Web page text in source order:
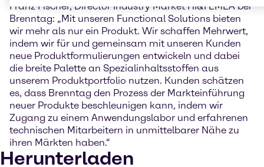
Franz Fischer, Director Industry Market HI&I EMEA bei
Brenntag: „Mit unseren Functional Solutions bieten
wir mehr als nur ein Produkt. Wir schaffen Mehrwert,
indem wir für und gemeinsam mit unseren Kunden
neue Produktformulierungen entwickeln und dabei
die breite Palette an Spezialinhaltsstoffen aus
unserem Produktportfolio nutzen. Kunden schätzen
es, dass Brenntag den Prozess der Markteinführung
neuer Produkte beschleunigen kann, indem wir
Zugang zu einem Anwendungslabor und erfahrenen
technischen Mitarbeitern in unmittelbarer Nähe zu
ihren Märkten haben.“
Herunterladen